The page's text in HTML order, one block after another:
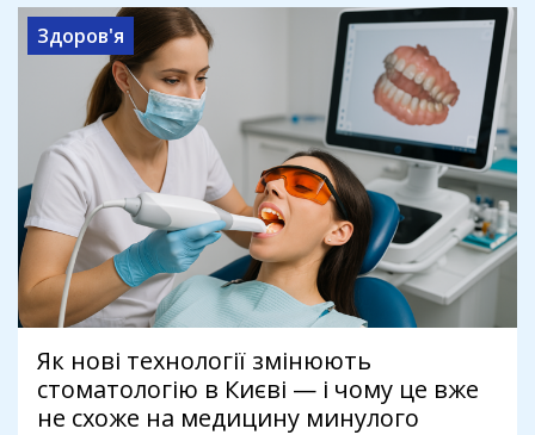
Здоров'я
Як нові технології змінюють
стоматологію в Києві — і чому це вже
не схоже на медицину минулого